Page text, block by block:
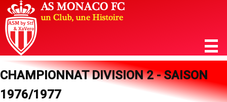
CHAMPIONNAT DIVISION 2 - SAISON
1976/1977